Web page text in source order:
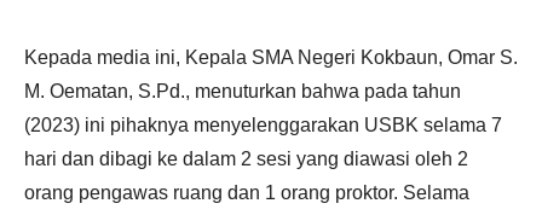
Kepada media ini, Kepala SMA Negeri Kokbaun, Omar S.
M. Oematan, S.Pd., menuturkan bahwa pada tahun
(2023) ini pihaknya menyelenggarakan USBK selama 7
hari dan dibagi ke dalam 2 sesi yang diawasi oleh 2
orang pengawas ruang dan 1 orang proktor. Selama